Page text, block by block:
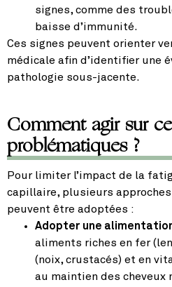
signes, comme des
baisse d’immunité.
Ces signes peuvent orienter
médicale afin d’identifier une
pathologie sous-jacente.
Comment agir sur
problématiques ?
Pour limiter l’impact de la
capillaire, plusieurs
peuvent être adoptées :
Adopter une
aliments riches en fer
(noix, crustacés) et en
au maintien des cheveux